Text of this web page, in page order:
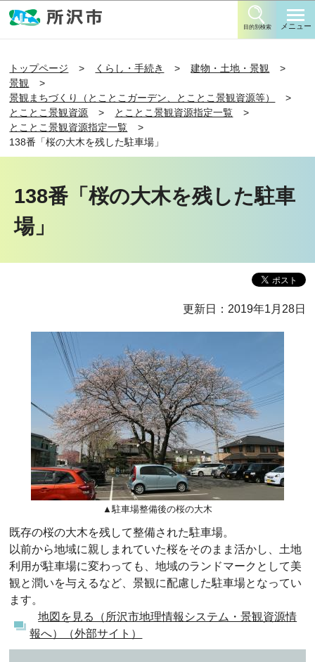
目的別検索 メニュー
トップページ くらし・手続き
建物・土地・景観
景観
景観まちづくり（とことこガーデン、とことこ景観資源等）
とことこ景観資源
とことこ景観資源指定一覧
とことこ景観資源指定一覧
138番「桜の大木を残した駐車場」
138番「桜の大木を残した駐車
場」
更新日：2019年1月28日
▲駐車場整備後の桜の大木
既存の桜の大木を残して整備された駐車場。
以前から地域に親しまれていた桜をそのまま活かし、土地
利用が駐車場に変わっても、地域のランドマークとして美
観と潤いを与えるなど、景観に配慮した駐車場となってい
ます。
地図を見る（所沢市地理情報システム・景観資源情
報へ）（外部サイト）